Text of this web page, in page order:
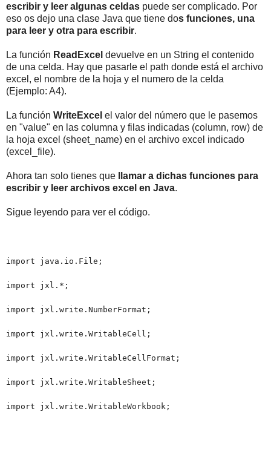
escribir y leer algunas celdas puede ser complicado. Por
eso os dejo una clase Java que tiene dos funciones, una
para leer y otra para escribir.
La función ReadExcel devuelve en un String el contenido
de una celda. Hay que pasarle el path donde está el archivo
excel, el nombre de la hoja y el numero de la celda
(Ejemplo: A4).
La función WriteExcel el valor del número que le pasemos
en "value" en las columna y filas indicadas (column, row) de
la hoja excel (sheet_name) en el archivo excel indicado
(excel_file).
Ahora tan solo tienes que
llamar a dichas funciones para
escribir y leer archivos excel en Java.
Sigue leyendo para ver el código.
import java.io.File;
import jxl.*;
import jxl.write.NumberFormat;
import jxl.write.WritableCell;
import jxl.write.WritableCellFormat;
import jxl.write.WritableSheet;
import jxl.write.WritableWorkbook;